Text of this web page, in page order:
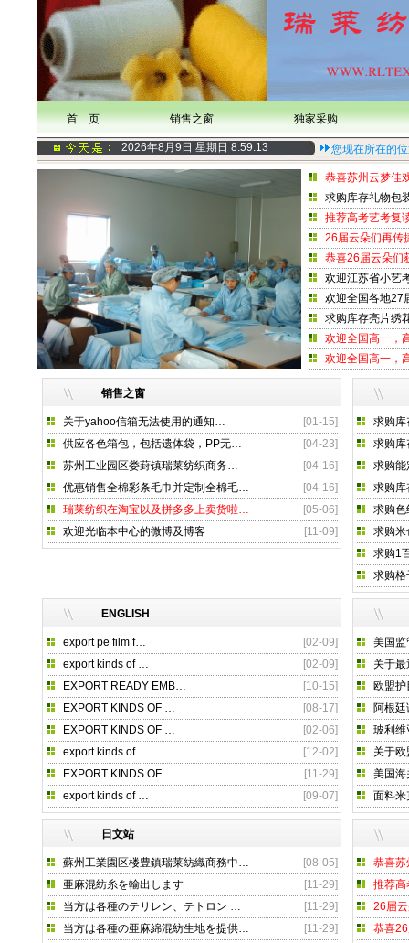
首 页 销售之窗 独家采购
2026年8月9日 星期日 8:59:13 您现在所在的
恭喜苏州云梦佳
求购库存礼物包
推荐高考艺考复
26届云朵们再传
恭喜26届云朵们
欢迎江苏省小艺
欢迎全国各地27
求购库存亮片绣
欢迎全国高一，
欢迎全国高一，
销售之窗
[01-15]
关于yahoo信箱无法使用的通知…
[04-23]
供应各色箱包，包括遗体袋，PP无…
[04-16]
苏州工业园区娄葑镇瑞莱纺织商务…
[04-16]
优惠销售全棉彩条毛巾并定制全棉毛…
[05-06]
瑞莱纺织在淘宝以及拼多多上卖货啦…
[11-09]
欢迎光临本中心的微博及博客
求购库
求购库
求购能
求购库
求购色
求购米
求购1
求购格
ENGLISH
[02-09]
export pe film f…
[02-09]
export kinds of …
[10-15]
EXPORT READY EMB…
[08-17]
EXPORT KINDS OF …
[02-06]
EXPORT KINDS OF …
[12-02]
export kinds of …
[11-29]
EXPORT KINDS OF …
[09-07]
export kinds of …
美国监
关于
欧盟
阿根
玻利维
关于
美国海
面料米
日文站
[08-05]
蘇州工業園区楼豊鎮瑞莱紡織商務中…
[11-29]
亜麻混紡糸を輸出します
[11-29]
当方は各種のテリレン、テトロン …
[11-29]
当方は各種の亜麻綿混紡生地を提供…
恭喜苏
推荐高
26届
恭喜